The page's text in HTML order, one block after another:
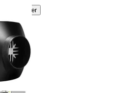
Läs mer